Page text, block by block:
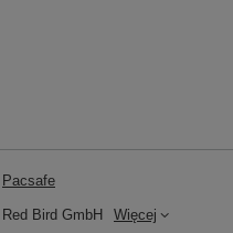
Pacsafe
Red Bird GmbH Więcej